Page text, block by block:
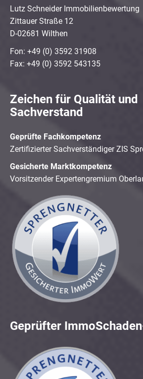
Lutz Schneider Immobilienbewertung
Zittauer Straße 12
D-02681 Wilthen
Fon: +49 (0) 3592 31908
Fax: +49 (0) 3592 543135
Zeichen für Qualität und
Sachverstand
Geprüfte Fachkompetenz
Zertifizierter Sachverständiger ZIS
Gesicherte Marktkompetenz
Vorsitzender Expertengremium
Geprüfter